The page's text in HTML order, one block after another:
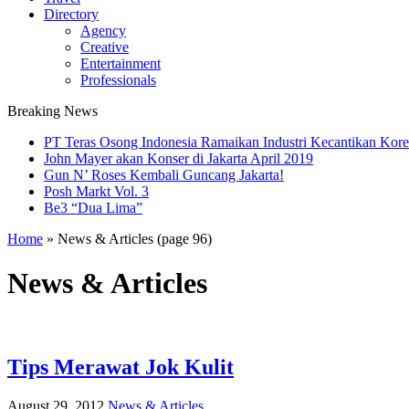
Directory
Agency
Creative
Entertainment
Professionals
Breaking News
PT Teras Osong Indonesia Ramaikan Industri Kecantikan
John Mayer akan Konser di Jakarta April 2019
Gun N’ Roses Kembali Guncang Jakarta!
Posh Markt Vol. 3
Be3 “Dua Lima”
Home » News & Articles (page 96)
News & Articles
Tips Merawat Jok Kulit
August 29, 2012 News & Articles